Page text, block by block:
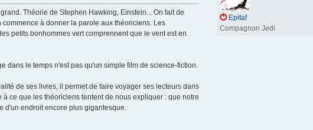
Théorie de Stephen Hawking, Einstein... On fait de
à donner la parole aux théoriciens. Les
petits bonhommes vert comprennent que le vent est en
dans le temps n'est pas qu'un simple film de science-fiction.
de ses livres, il permet de faire voyager ses lecteurs dans
ce que les théoriciens tentent de nous expliquer : que notre
d'un endroit encore plus gigantesque.
Epitaf
Compagnon Jedi